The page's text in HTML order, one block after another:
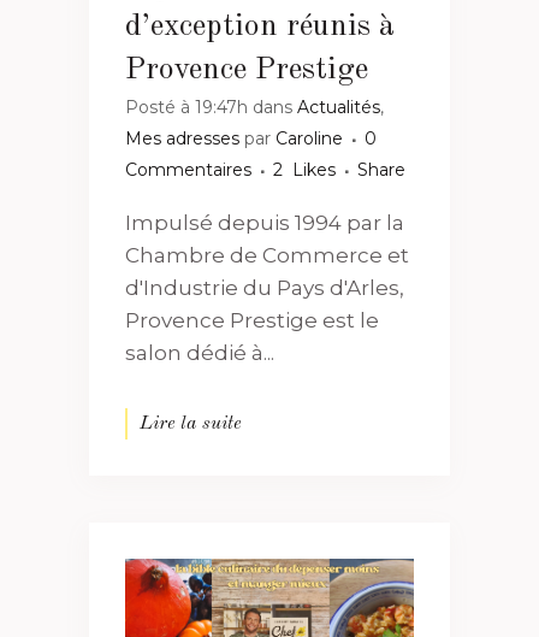
d’exception réunis à
Provence Prestige
Posté à 19:47h dans Actualités,
Mes adresses par Caroline
0
Commentaires
2 Likes Share
Impulsé depuis 1994 par la
Chambre de Commerce et
d'Industrie du Pays d'Arles,
Provence Prestige est le
salon dédié à...
Lire la suite